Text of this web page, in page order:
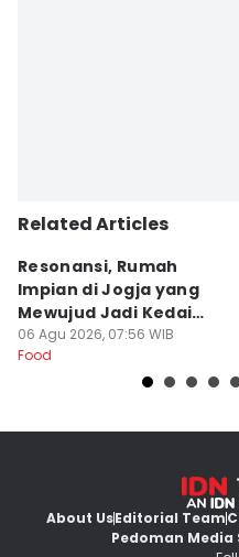
Related Articles
Resonansi, Rumah
Impian di Jogja yang
Mewujud Jadi Kedai
Ramen dan Burger
06 Agu 2026, 07:56 WIB
Food
About UsEditorial Team
Pedoman Media